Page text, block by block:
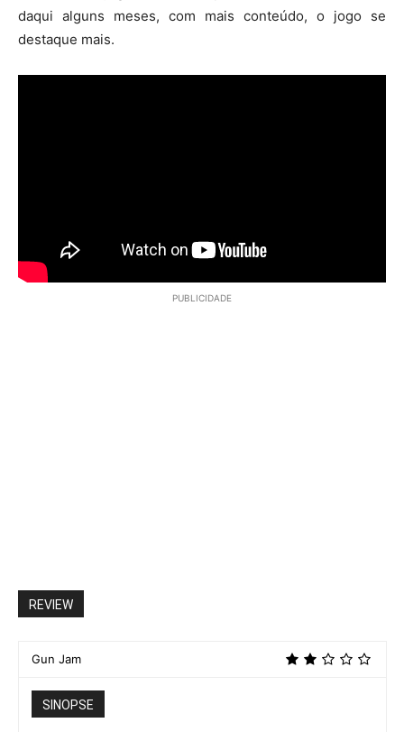
daqui alguns meses, com mais conteúdo, o jogo se
destaque mais.
PUBLICIDADE
REVIEW
Gun Jam
SINOPSE